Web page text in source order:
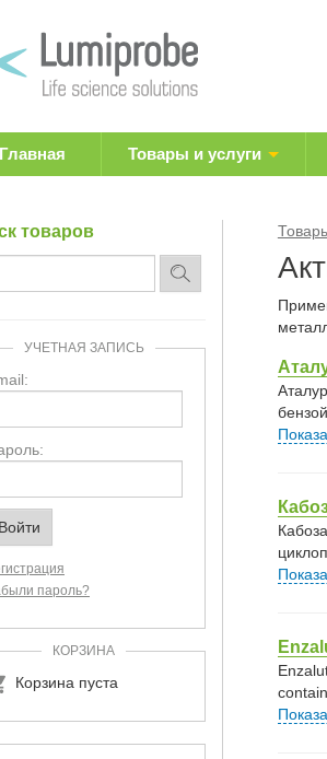
Главная Товары и услуги
товаров
УЧЕТНАЯ ЗАПИСЬ
пароль?
КОРЗИНА
Корзина пуста